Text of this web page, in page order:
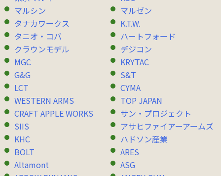
マルシン
マルゼン
タナカワークス
K.T.W.
タニオ・コバ
ハートフォード
クラウンモデル
デジコン
MGC
KRYTAC
G&G
S&T
LCT
CYMA
WESTERN ARMS
TOP JAPAN
CRAFT APPLE WORKS
サン・プロジェクト
SIIS
アサヒファイアーアームズ
KHC
ハドソン産業
BOLT
ARES
Altamont
ASG